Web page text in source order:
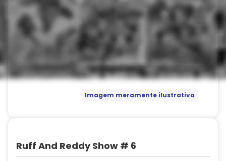
Imagem meramente ilustrativa
Ruff And Reddy Show # 6